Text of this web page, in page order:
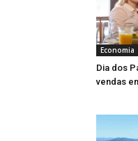
Economia
Dia dos
vendas